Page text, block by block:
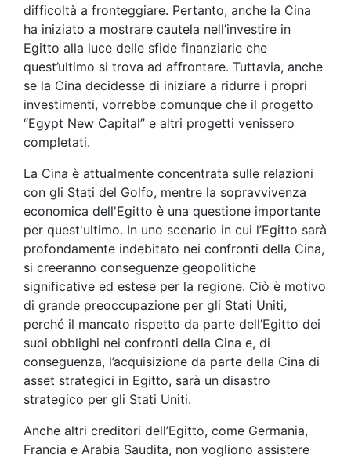
difficoltà a fronteggiare. Pertanto, anche la Cina
ha iniziato a mostrare cautela nell’investire in
Egitto alla luce delle sfide finanziarie che
quest’ultimo si trova ad affrontare. Tuttavia, anche
se la Cina decidesse di iniziare a ridurre i propri
investimenti, vorrebbe comunque che il progetto
“Egypt New Capital” e altri progetti venissero
completati.
La Cina è attualmente concentrata sulle relazioni
con gli Stati del Golfo, mentre la sopravvivenza
economica dell'Egitto è una questione importante
per quest'ultimo. In uno scenario in cui l’Egitto sarà
profondamente indebitato nei confronti della Cina,
si creeranno conseguenze geopolitiche
significative ed estese per la regione. Ciò è motivo
di grande preoccupazione per gli Stati Uniti,
perché il mancato rispetto da parte dell’Egitto dei
suoi obblighi nei confronti della Cina e, di
conseguenza, l’acquisizione da parte della Cina di
asset strategici in Egitto, sarà un disastro
strategico per gli Stati Uniti.
Anche altri creditori dell’Egitto, come Germania,
Francia e Arabia Saudita, non vogliono assistere